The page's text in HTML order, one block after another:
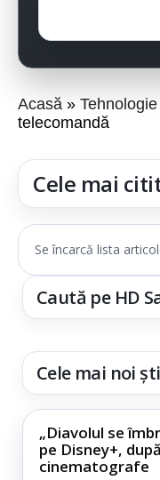
Acasă Tehnologie
telecomandă
Cele mai
Se încarcă lista
Caută pe HD
Cele mai noi
„Diavolul se
pe Disney+,
cinematografe